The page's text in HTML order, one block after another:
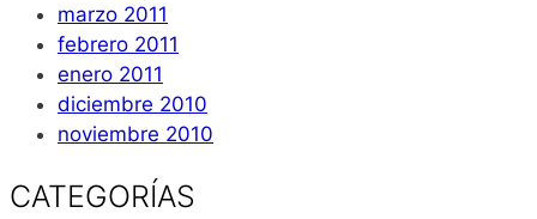
marzo 2011
febrero 2011
enero 2011
diciembre 2010
noviembre 2010
CATEGORÍAS